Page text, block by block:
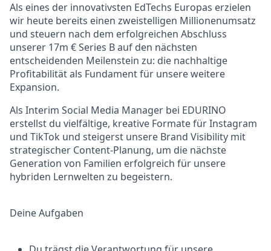
Als eines der innovativsten EdTechs Europas erzielen
wir heute bereits einen zweistelligen Millionenumsatz
und steuern nach dem erfolgreichen Abschluss
unserer 17m € Series B auf den nächsten
entscheidenden Meilenstein zu: die nachhaltige
Profitabilität als Fundament für unsere weitere
Expansion.
Als Interim Social Media Manager bei EDURINO
erstellst du vielfältige, kreative Formate für Instagram
und TikTok und steigerst unsere Brand Visibility mit
strategischer Content-Planung, um die nächste
Generation von Familien erfolgreich für unsere
hybriden Lernwelten zu begeistern.
Deine Aufgaben